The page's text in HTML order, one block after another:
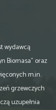
wydawcą
Biomasa” oraz
m.in.
grzewczych
uzupełnia